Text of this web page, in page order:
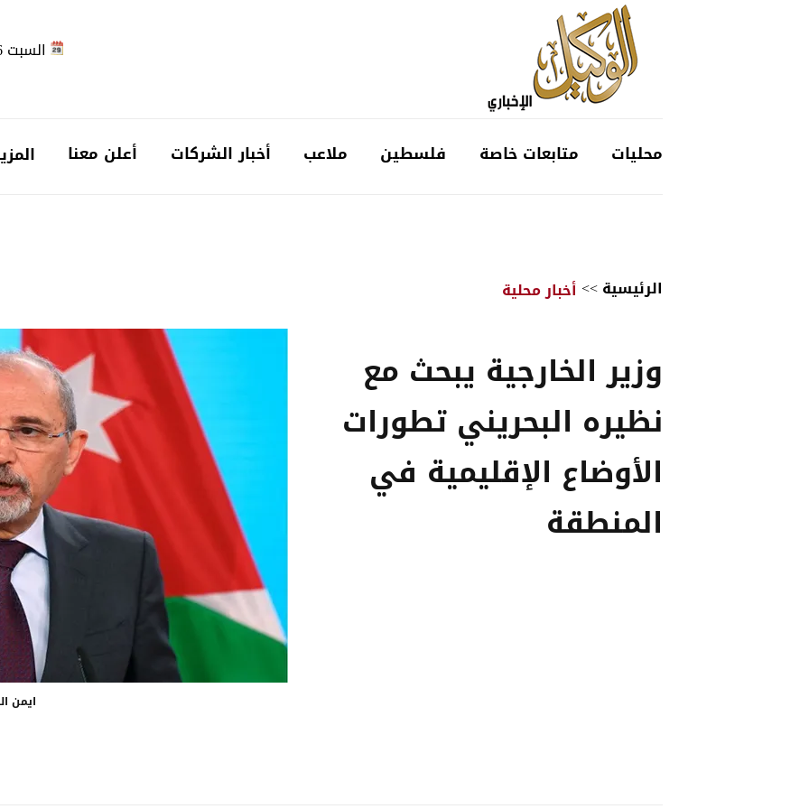
السبت 2026-08-08
محليات متابعات خاصة فلسطين ملاعب أخبار الشركات أعلن معنا
الرئيسية>>أخبار محلية
وزير الخارجية يبحث مع
نظيره البحريني تطورات
الأوضاع الإقليمية في
المنطقة
ايمن